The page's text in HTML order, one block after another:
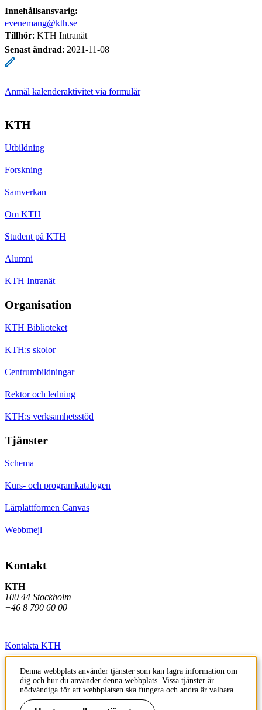
Innehållsansvarig:
evenemang@kth.se
Tillhör: KTH Intranät
Senast ändrad: 2021-11-08
Anmäl kalenderaktivitet via formulär
KTH
Utbildning
Forskning
Samverkan
Om KTH
Student på KTH
Alumni
KTH Intranät
Organisation
KTH Biblioteket
KTH:s skolor
Centrumbildningar
Rektor och ledning
KTH:s verksamhetsstöd
Tjänster
Schema
Kurs- och programkatalogen
Lärplattformen Canvas
Webbmejl
Kontakt
KTH
100 44 Stockholm
+46 8 790 60 00
Kontakta KTH
Jobba på KTH
Press och media
Denna webbplats använder tjänster som kan lagra information om
dig och hur du använder denna webbplats. Vissa tjänster är
nödvändiga för att webbplatsen ska fungera och andra är valbara.